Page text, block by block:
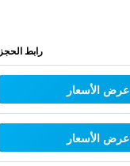
رابط الحجز
عرض الأسعار
عرض الأسعار